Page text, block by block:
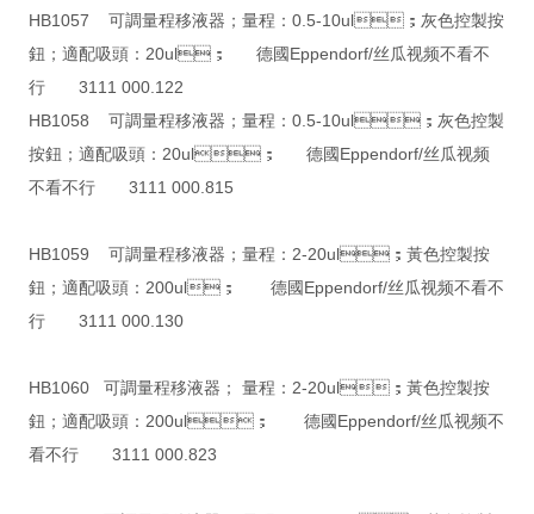
HB1057 可調量程移液器；量程：0.5-10ul；灰色控製按
鈕；適配吸頭：20ul； 德國Eppendorf/丝瓜视频不看不
行 3111 000.122
HB1058 可調量程移液器；量程：0.5-10ul；灰色控製
按鈕；適配吸頭：20ul； 德國Eppendorf/丝瓜视频
不看不行 3111 000.815
HB1059 可調量程移液器；量程：2-20ul；黃色控製按
鈕；適配吸頭：200ul； 德國Eppendorf/丝瓜视频不看不
行 3111 000.130
HB1060 可調量程移液器； 量程：2-20ul；黃色控製按
鈕；適配吸頭：200ul； 德國Eppendorf/丝瓜视频不
看不行 3111 000.823